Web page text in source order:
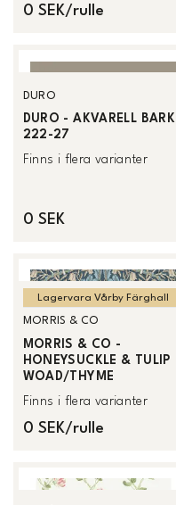
0 SEK/rulle
DURO
DURO - AKVARELL BARK
222-27
Finns i flera varianter
0 SEK
Lagervara Vårby Färghall
MORRIS & CO
MORRIS & CO -
HONEYSUCKLE & TULIP
WOAD/THYME
Finns i flera varianter
0 SEK/rulle